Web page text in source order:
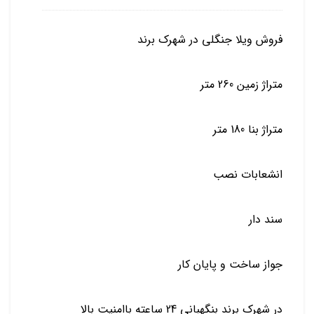
فروش ویلا جنگلی در شهرک برند
متراژ زمین 260 متر
متراژ بنا 180 متر
انشعابات نصب
سند دار
جواز ساخت و پایان کار
در شهرک برند بنگهبانی 24 ساعته باامنیت بالا